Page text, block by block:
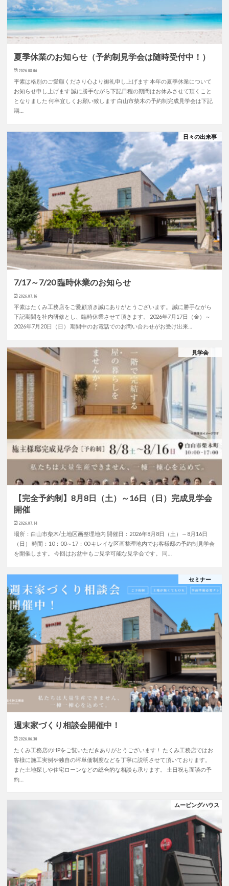
夏季休業のお知らせ（予約制見学会は随時受付中！）
2026.08.06
平素は格別のご愛顧くださり心より御礼申し上げます 本年の夏季休業について
お知らせ申し上げます 誠に勝手ながら下記日程の期間はお休みさせて頂くこと
となりました 何卒宜しくお願い致します 白山市柴木の予約制完成見学会は下記
期…
日々の出来事
7/17～7/20 臨時休業のお知らせ
2026.07.16
平素はたくみ工務店をご愛顧頂き誠にありがとうございます。 誠に勝手ながら
下記期間を社内研修とし、臨時休業させて頂きます。 2026年7月17日（金）～
2026年7月20日（日） 期間中のお電話でのお問い合わせがお受け出来…
見学会
【完全予約制】8月8日（土）～16日（日）完成見学会
開催
2026.07.14
場所：白山市柴木/土地区画整理地内 開催日：2026年8月8日（土）～8月16日
（日） 時間：10：00～17：00 キレイな区画整理地内でお客様邸の予約制見学会
を開催します。 今回はお盆中もご見学可能な見学会です。 同…
セミナー
週末家づくり相談会開催中！
2026.06.30
たくみ工務店のHPをご覧いただきありがとうございます！ たくみ工務店ではお
客様に施工実例や独自の坪単価制度などを丁寧に説明させて頂いております。
また土地探しや住宅ローンなどの総合的な相談も承ります。 土日祝も面談の予
約…
ムービングハウス